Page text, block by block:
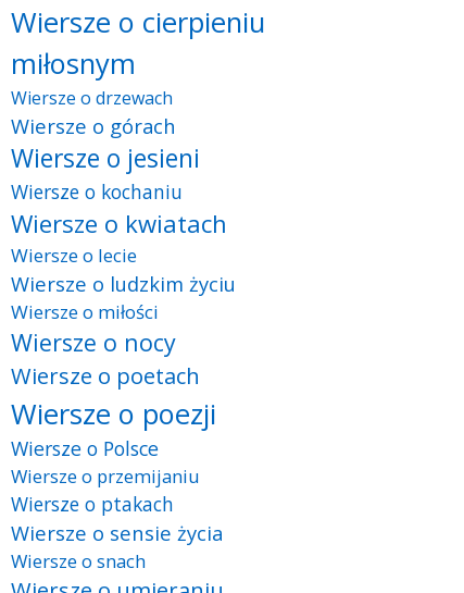
Wiersze o cierpieniu
miłosnym
Wiersze o drzewach
Wiersze o górach
Wiersze o jesieni
Wiersze o kochaniu
Wiersze o kwiatach
Wiersze o lecie
Wiersze o ludzkim życiu
Wiersze o miłości
Wiersze o nocy
Wiersze o poetach
Wiersze o poezji
Wiersze o Polsce
Wiersze o przemijaniu
Wiersze o ptakach
Wiersze o sensie życia
Wiersze o snach